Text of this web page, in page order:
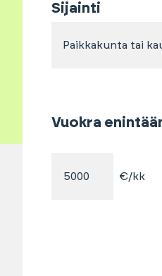
Sijainti
Paikkakunta tai
Vuokra
€/kk